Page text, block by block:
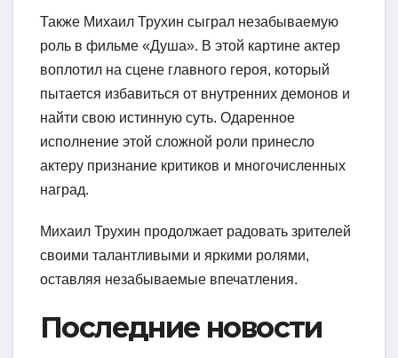
Также Михаил Трухин сыграл незабываемую
роль в фильме «Душа». В этой картине актер
воплотил на сцене главного героя, который
пытается избавиться от внутренних демонов и
найти свою истинную суть. Одаренное
исполнение этой сложной роли принесло
актеру признание критиков и многочисленных
наград.
Михаил Трухин продолжает радовать зрителей
своими талантливыми и яркими ролями,
оставляя незабываемые впечатления.
Последние новости